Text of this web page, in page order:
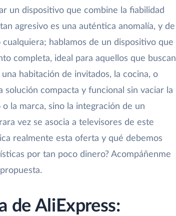
un dispositivo que combine la fiabilidad
agresivo es una auténtica anomalía, y de
hablamos de un dispositivo que
completa, ideal para aquellos que buscan
habitación de invitados, la cocina, o
compacta y funcional sin vaciar la
la marca, sino la integración de un
vez se asocia a televisores de este
realmente esta oferta y qué debemos
por tan poco dinero? Acompáñenme
de AliExpress: